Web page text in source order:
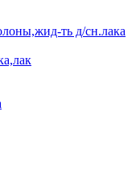
ть д/сн.лака